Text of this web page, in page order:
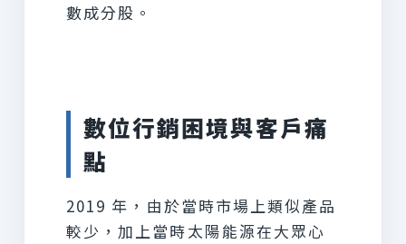
數成分股。
數位行銷困境與客戶痛
點
2019 年，由於當時市場上類似產品
較少，加上當時太陽能源在大眾心